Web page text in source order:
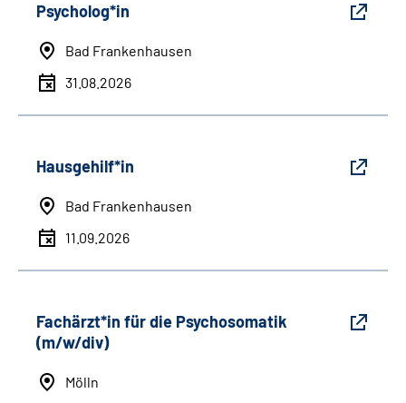
Psycholog*in
Bad Frankenhausen
31.08.2026
Hausgehilf*in
Bad Frankenhausen
11.09.2026
Fachärzt*in für die Psychosomatik
(m/w/div)
Mölln